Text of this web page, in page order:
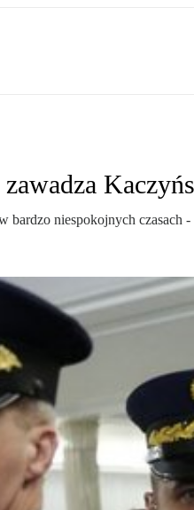
bardzo niespokojnych czasach